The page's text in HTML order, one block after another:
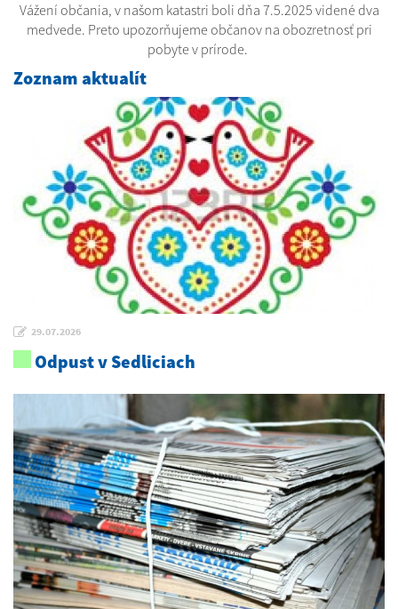
Vážení občania, v našom katastri boli dňa 7.5.2025 videné dva
medvede. Preto upozorňujeme občanov na obozretnosť pri
pobyte v prírode.
Zoznam aktualít
29.07.2026
Odpust v Sedliciach